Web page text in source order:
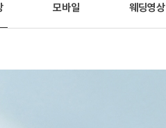
모바일 웨딩영상